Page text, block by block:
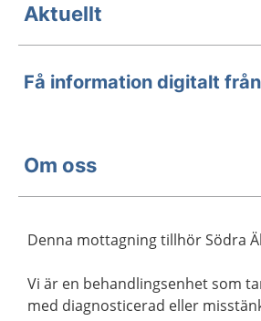
Aktuellt
Få information digitalt
Om oss
Denna mottagning tillhör Södra
Vi är en behandlingsenhet som
med diagnosticerad eller